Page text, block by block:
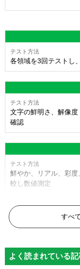
各領域を3回テストし
文字の鮮明さ、解像
確認
鮮やか、リアル、彩
較し数値測定
すべ
よく読まれている記